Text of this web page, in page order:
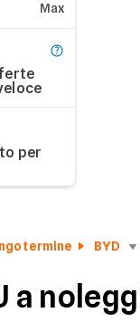
Max
per
termine BYD
a